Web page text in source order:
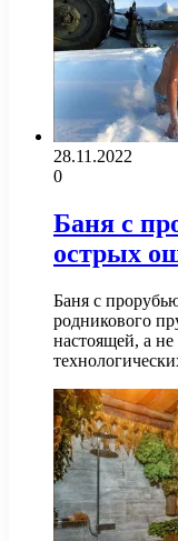
28.11.2022
0
Баня с
острых
Баня с
родникового
настоящей, а